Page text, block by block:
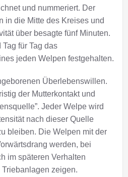
und nummeriert. Der
in die Mitte des Kreises und
über besagte fünf Minuten.
für Tag das
jeden Welpen festgehalten.
Überlebenswillen.
der Mutterkontakt und
Jeder Welpe wird
nach dieser Quelle
bleiben. Die Welpen mit der
werden, bei
im späteren Verhalten
zeigen.